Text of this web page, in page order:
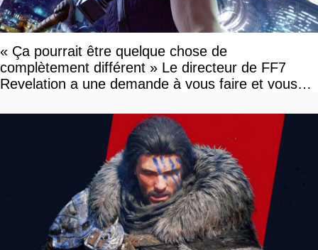
« Ça pourrait être quelque chose de
complètement différent » Le directeur de FF7
Revelation a une demande à vous faire et vous